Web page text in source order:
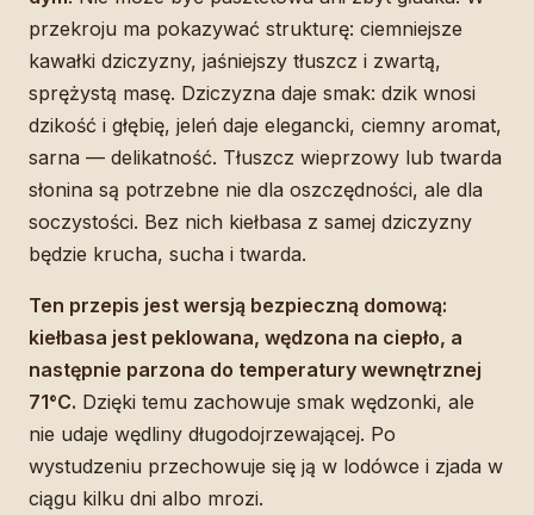
przekroju ma pokazywać strukturę: ciemniejsze
kawałki dziczyzny, jaśniejszy tłuszcz i zwartą,
sprężystą masę. Dziczyzna daje smak: dzik wnosi
dzikość i głębię, jeleń daje elegancki, ciemny aromat,
sarna — delikatność. Tłuszcz wieprzowy lub twarda
słonina są potrzebne nie dla oszczędności, ale dla
soczystości. Bez nich kiełbasa z samej dziczyzny
będzie krucha, sucha i twarda.
Ten przepis jest wersją bezpieczną domową:
kiełbasa jest peklowana, wędzona na ciepło, a
następnie parzona do temperatury wewnętrznej
71°C. Dzięki temu zachowuje smak wędzonki, ale
nie udaje wędliny długodojrzewającej. Po
wystudzeniu przechowuje się ją w lodówce i zjada w
ciągu kilku dni albo mrozi.